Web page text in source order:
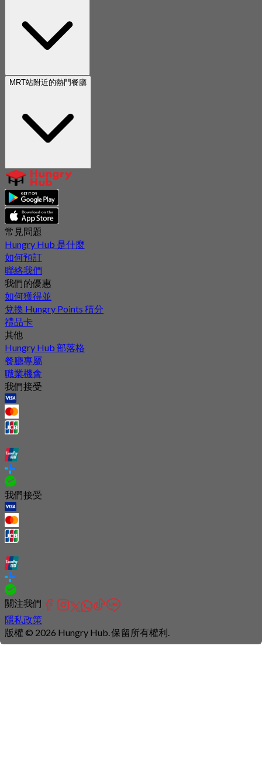
MRT站附近的熱門餐廳
常見問題
Hungry Hub 是什麼
如何預訂
聯絡我們
我們的優惠
如何獲得並
兌換 Hungry Points 積分
禮品卡
其他
Hungry Hub 部落格
餐廳專屬
職業機會
我們接受
我們接受
關注我們
隱私政策
版權 © 2026 Hungry Hub. 保留所有權利.
Connection